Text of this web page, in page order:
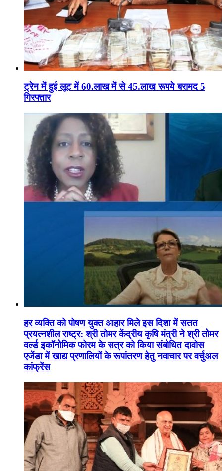
ट्रेन में हुई लूट में 60.लाख में से 45.लाख रूपये बरामद 5
गिरफ्तार
हर व्यक्ति को पोषण युक्त आहार मिले इस दिशा में सतत
प्रयत्नशील राष्ट्र: श्री तोमर केंद्रीय कृषि मंत्री ने श्री तोमर
वर्ल्ड इकॉनोमिक फोरम के सत्र को किया संबोधित दावोस
एजेंडा में खाद्य प्रणालियों के रूपांतरण हेतु नवाचार पर वर्चुअल
कांफ्रेंस